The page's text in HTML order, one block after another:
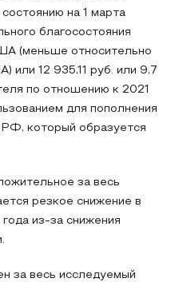
на 1 марта
благосостояния
(меньше относительно
или 12 935,11 руб. или 9,7
по отношению к 2021
для пополнения
который образуется
за весь
резкое снижение в
из-за снижения
за весь исследуемый